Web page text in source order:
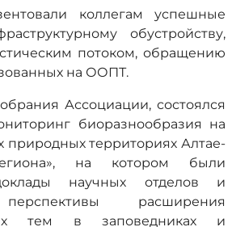
коллегам успешные
обустройству,
потоком, обращению
на ООПТ.
Ассоциации, состоялся
биоразнообразия на
природных территориях Алтае-
на котором были
научных отделов и
расширения
тем в заповедниках и